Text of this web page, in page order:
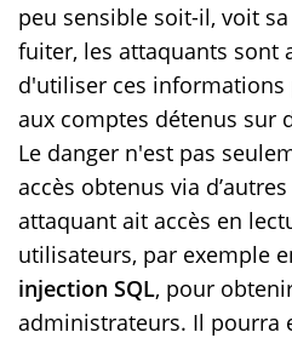
peu sensible soit-il, voit
fuiter, les attaquants sont
d'utiliser ces
aux comptes détenus sur
Le danger n'est pas
accès obtenus via
attaquant ait accès en
utilisateurs, par exemple
injection SQL, pour
administrateurs. Il pourra